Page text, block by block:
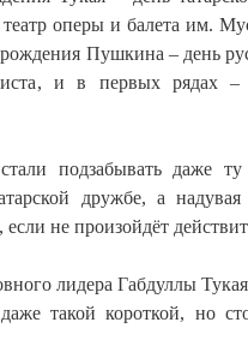
оперы и балета им.
Пушкина – день
и в первых рядах
подзабывать даже
дружбе, а
не произойдёт
лидера Габдуллы
такой короткой, но